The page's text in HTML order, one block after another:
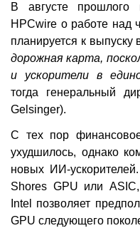
В августе прошлого
HPCwire о работе над
планируется к выпуску
дорожная карта,
и ускорители в
тогда генеральный
Gelsinger).
С тех пор
ухудшилось, однако
новых ИИ-
Shores GPU или
Intel позволяет
GPU следующего